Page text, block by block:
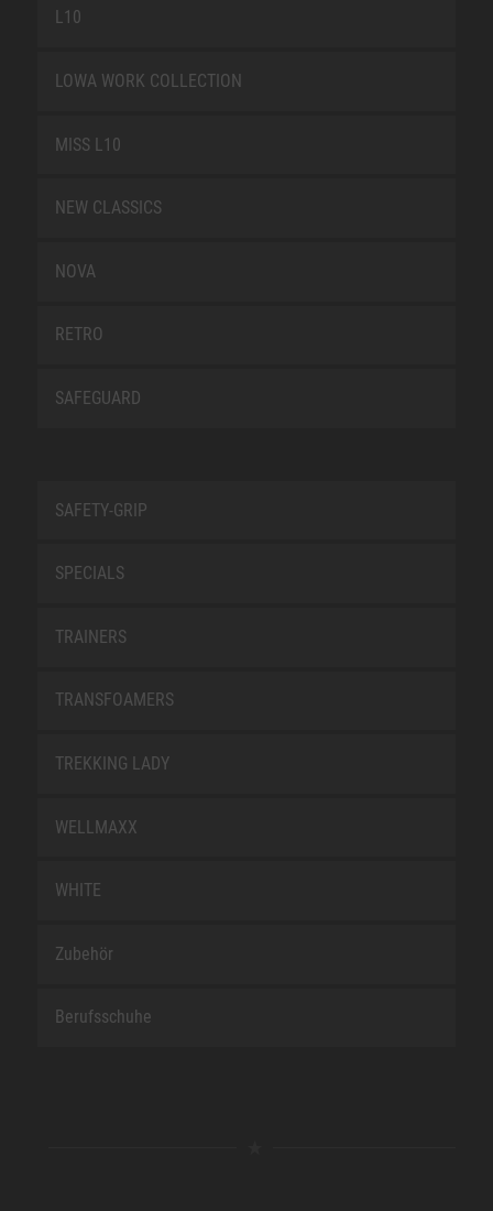
L10
LOWA WORK COLLECTION
MISS L10
NEW CLASSICS
NOVA
RETRO
SAFEGUARD
SAFETY-GRIP
SPECIALS
TRAINERS
TRANSFOAMERS
TREKKING LADY
WELLMAXX
WHITE
Zubehör
Berufsschuhe